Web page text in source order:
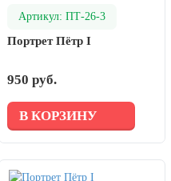
Артикул: ПТ-26-3
Портрет Пётр I
950 руб.
В КОРЗИНУ